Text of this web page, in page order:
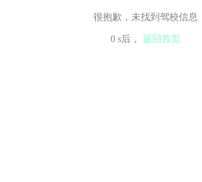
很抱歉，未找到驾校信息
0 s后， 返回首页